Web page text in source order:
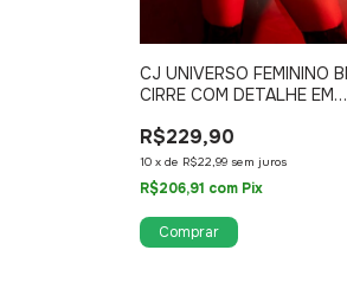
CJ UNIVERSO FEMININO
CIRRE COM DETALHE EM
R$229,90
10 x de R$22,99 sem juros
R$206,91 com Pix
Comprar